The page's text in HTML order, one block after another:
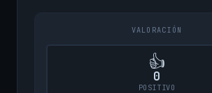
VALORACIÓN
👍
0
POSITIVO